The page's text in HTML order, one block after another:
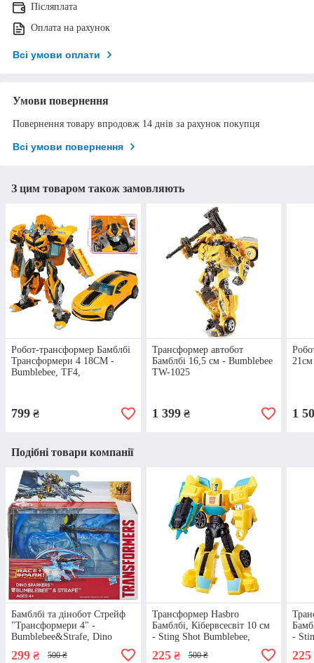
Післяплата
Оплата на рахунок
Всі умови оплати
Умови повернення
Повернення товару впродовж 14 днів за рахунок покупця
Всі умови повернення
З цим товаром також замовляють
Робот-трансформер Бамблбі
Трансформери 4 18СМ -
Bumblebee, TF4,
799 ₴
Трансформер автобот
Бамблбі 16,5 см - Bumblebee
TW-1025
1 399₴ 1
Подібні товари компанії
Бамблбі та дінобот Стрейф
"Трансформери 4" -
Bumblebee&Strafe, Dino
299 ₴ 500 ₴
Трансформер Hasbro
Бамблбі, Кібервсесвіт 10 см
- Sting Shot Bumblebee,
225₴ 500 ₴
-
225